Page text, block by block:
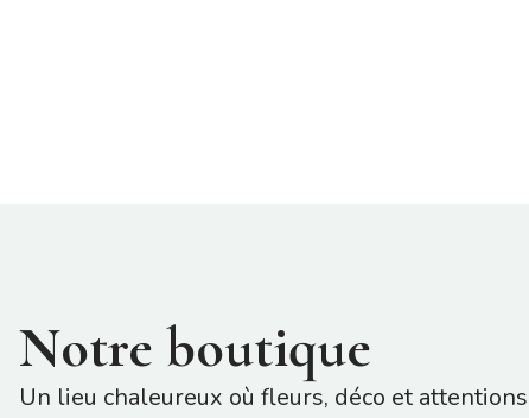
Notre boutique
Un lieu chaleureux où fleurs, déco et